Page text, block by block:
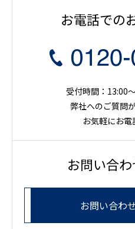
お電話での
受付時間：13:00
弊社へのご質問
お気軽にお電
お問い合
お問い合わ